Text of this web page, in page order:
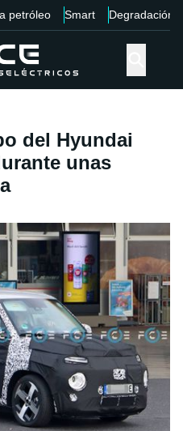
petróleo Smart Degradación
del Hyundai
unas